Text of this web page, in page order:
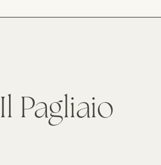
Il Pagliaio